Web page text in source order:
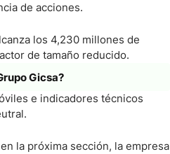
de acciones.
los 4,230 millones de
de tamaño reducido.
Gicsa?
e indicadores técnicos
la próxima sección, la empresa